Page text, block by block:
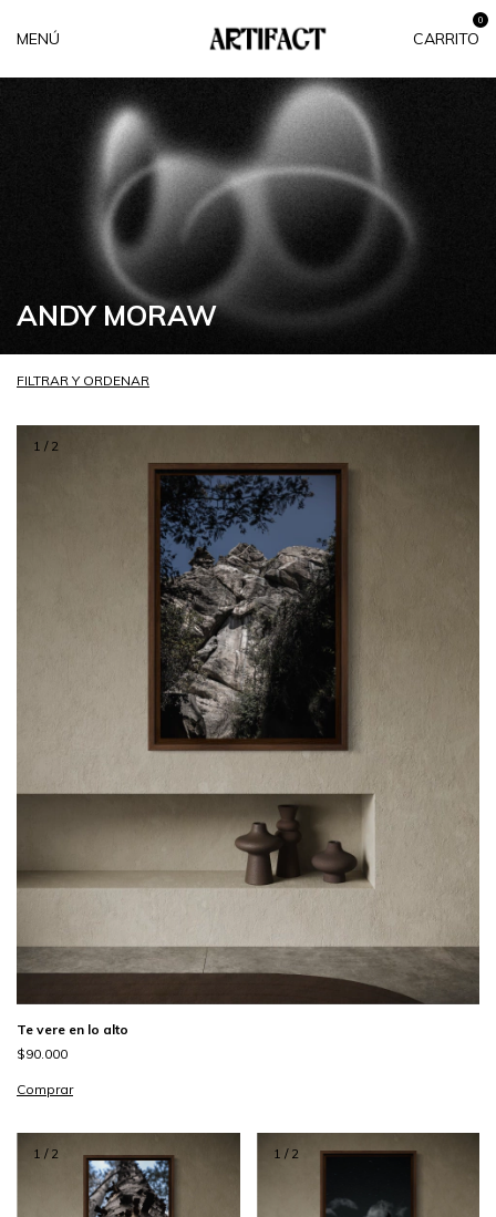
MENÚ CARRITO
0
ANDY MORAW
FILTRAR Y ORDENAR
1 / 2
Te vere en lo alto
$90.000
Comprar
1 / 2 1 / 2